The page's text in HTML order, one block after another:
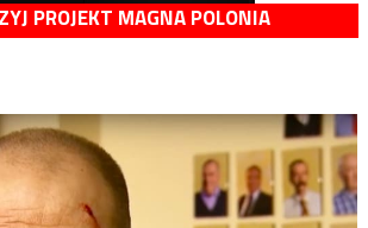
PROJEKT MAGNA POLONIA